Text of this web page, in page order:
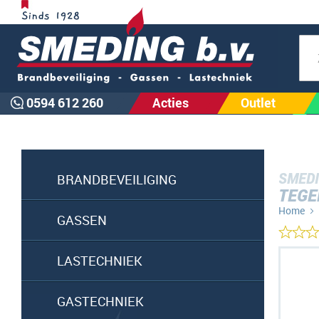
0594 612 260 Acties Outlet
BRANDBEVEILIGING
GASSEN
LASTECHNIEK
GASTECHNIEK
Home
Ga